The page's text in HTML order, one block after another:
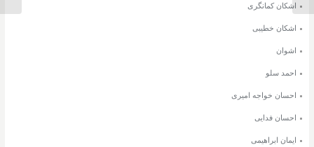
اشکان کمانگری
اشکان خطیبی
اشوان
احمد سلو
احسان خواجه امیری
احسان فدایی
ایمان ابراهیمی